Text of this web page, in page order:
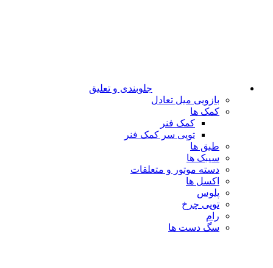
جلوبندی و تعلیق
بازویی میل تعادل
کمک ها
کمک فنر
توپی سر کمک فنر
طبق ها
سیبک ها
دسته موتور و متعلقات
اکسل ها
پلوس
توپی چرخ
رام
سگ دست ها